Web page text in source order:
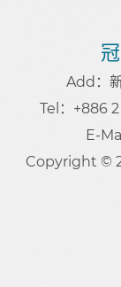
Add：
Tel：+886
E-
Copyright ©